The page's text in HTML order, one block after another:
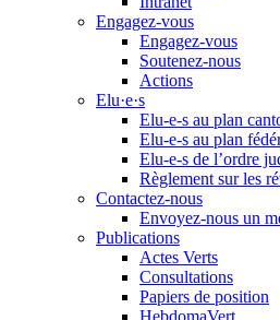
Engagez-vous
Engagez-vous
Soutenez-nous
Actions
Elu·e·s
Elu-e-s au plan
Elu-e-s au plan
Elu-e-s de l’ordre
Règlement sur les
Contactez-nous
Envoyez-nous un
Publications
Actes Verts
Consultations
Papiers de position
HebdomaVert